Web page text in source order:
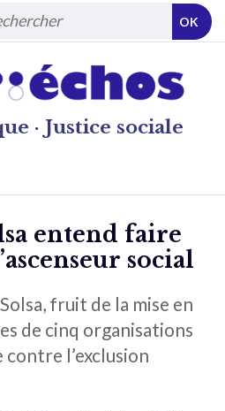
· Justice sociale
OK
entend faire
social
fruit de la mise en
de cinq organisations
l’exclusion